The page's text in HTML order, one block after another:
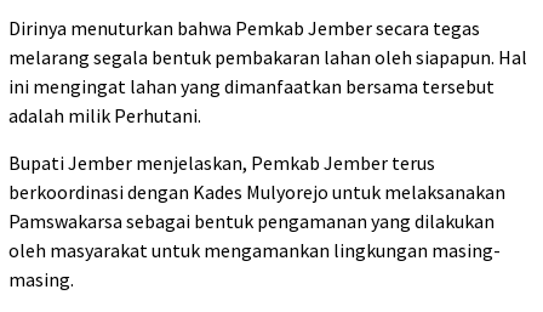
Dirinya menuturkan bahwa Pemkab Jember secara tegas
melarang segala bentuk pembakaran lahan oleh siapapun. Hal
ini mengingat lahan yang dimanfaatkan bersama tersebut
adalah milik Perhutani.
Bupati Jember menjelaskan, Pemkab Jember terus
berkoordinasi dengan Kades Mulyorejo untuk melaksanakan
Pamswakarsa sebagai bentuk pengamanan yang dilakukan
oleh masyarakat untuk mengamankan lingkungan masing-
masing.